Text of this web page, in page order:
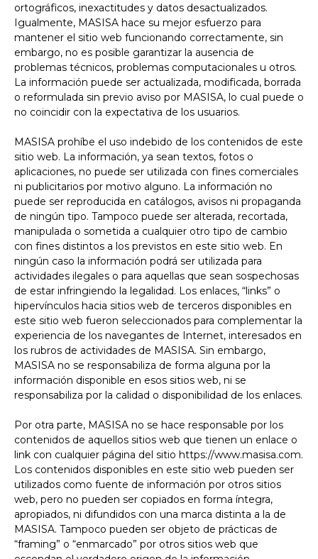
ortográficos, inexactitudes y datos desactualizados.
Igualmente, MASISA hace su mejor esfuerzo para
mantener el sitio web funcionando correctamente, sin
embargo, no es posible garantizar la ausencia de
problemas técnicos, problemas computacionales u otros.
La información puede ser actualizada, modificada, borrada
o reformulada sin previo aviso por MASISA, lo cual puede o
no coincidir con la expectativa de los usuarios.
MASISA prohíbe el uso indebido de los contenidos de este
sitio web. La información, ya sean textos, fotos o
aplicaciones, no puede ser utilizada con fines comerciales
ni publicitarios por motivo alguno. La información no
puede ser reproducida en catálogos, avisos ni propaganda
de ningún tipo. Tampoco puede ser alterada, recortada,
manipulada o sometida a cualquier otro tipo de cambio
con fines distintos a los previstos en este sitio web. En
ningún caso la información podrá ser utilizada para
actividades ilegales o para aquellas que sean sospechosas
de estar infringiendo la legalidad. Los enlaces, “links” o
hipervínculos hacia sitios web de terceros disponibles en
este sitio web fueron seleccionados para complementar la
experiencia de los navegantes de Internet, interesados en
los rubros de actividades de MASISA. Sin embargo,
MASISA no se responsabiliza de forma alguna por la
información disponible en esos sitios web, ni se
responsabiliza por la calidad o disponibilidad de los enlaces.
Por otra parte, MASISA no se hace responsable por los
contenidos de aquellos sitios web que tienen un enlace o
link con cualquier página del sitio https://www.masisa.com.
Los contenidos disponibles en este sitio web pueden ser
utilizados como fuente de información por otros sitios
web, pero no pueden ser copiados en forma íntegra,
apropiados, ni difundidos con una marca distinta a la de
MASISA. Tampoco pueden ser objeto de prácticas de
“framing” o “enmarcado” por otros sitios web que